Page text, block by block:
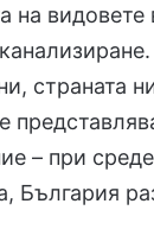
на видовете
страната
– при
България